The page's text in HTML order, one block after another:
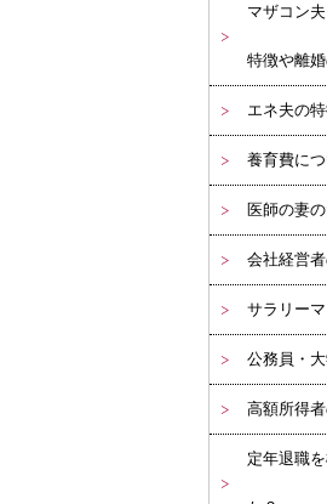
マザコン
特徴や離
エネ夫の
養育費に
医師の妻
会社経営
サラリー
公務員・
高額所得
定年退職